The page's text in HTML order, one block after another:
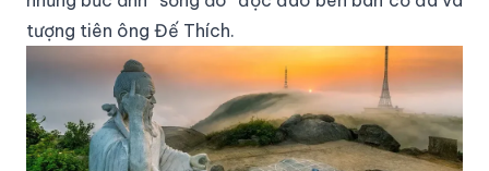
tượng tiên ông Đế Thích.